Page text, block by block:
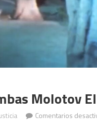
Molotov
Comentarios